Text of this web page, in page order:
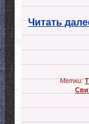
Читать
Метки: